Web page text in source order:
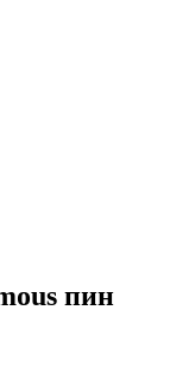
пин